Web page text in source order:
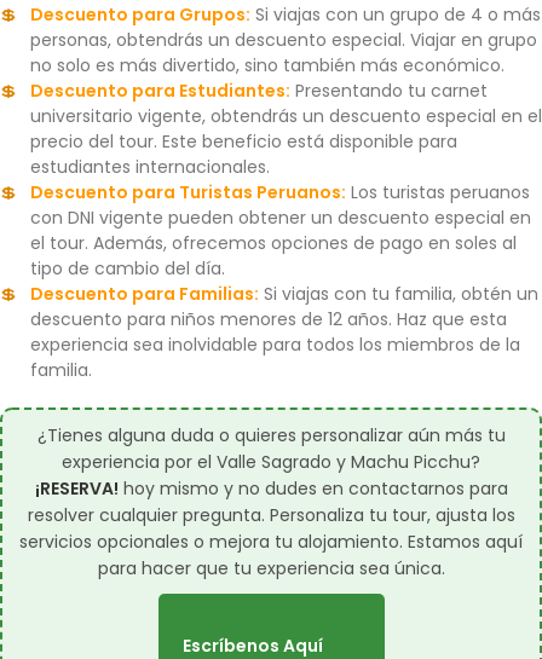
Descuento para Grupos: Si viajas con un grupo de 4 o más
personas, obtendrás un descuento especial. Viajar en grupo
no solo es más divertido, sino también más económico.
Descuento para Estudiantes: Presentando tu carnet
universitario vigente, obtendrás un descuento especial en el
precio del tour. Este beneficio está disponible para
estudiantes internacionales.
Descuento para Turistas Peruanos: Los turistas peruanos
con DNI vigente pueden obtener un descuento especial en
el tour. Además, ofrecemos opciones de pago en soles al
tipo de cambio del día.
Descuento para Familias: Si viajas con tu familia, obtén un
descuento para niños menores de 12 años. Haz que esta
experiencia sea inolvidable para todos los miembros de la
familia.
¿Tienes alguna duda o quieres personalizar aún más tu
experiencia por el Valle Sagrado y Machu Picchu?
¡RESERVA! hoy mismo y no dudes en contactarnos para
resolver cualquier pregunta. Personaliza tu tour, ajusta los
servicios opcionales o mejora tu alojamiento. Estamos aquí
para hacer que tu experiencia sea única.
Escríbenos Aquí